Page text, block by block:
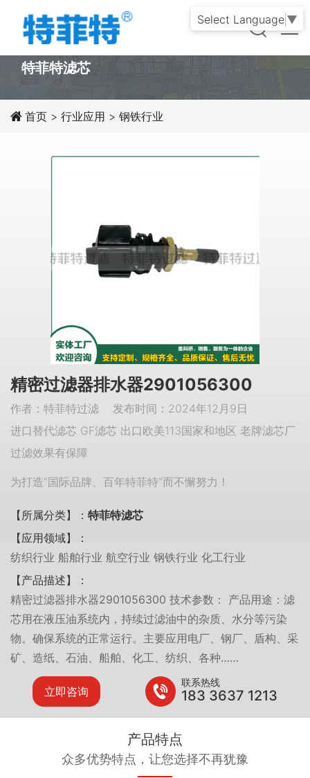
PRODUCT
特菲特滤芯
首页 > 行业应用 > 钢铁行业
精密过滤器排水器2901056300
作者：特菲特过滤 发布时间：2024年12月9日
进口替代滤芯 GF滤芯 出口欧美113国家和地区 老牌滤芯厂
过滤效果有保障
为打造“国际品牌、百年特菲特”而不懈努力！
【所属分类】： 特菲特滤芯
【应用领域】：
纺织行业 船舶行业 航空行业 钢铁行业 化工行业
【产品描述】：
精密过滤器排水器2901056300 技术参数： 产品用途：滤
芯用在液压油系统内，持续过滤油中的杂质、水分等污染
物。确保系统的正常运行。主要应用电厂、钢厂、盾构、采
矿、造纸、石油、船舶、化工、纺织、各种……
立即咨询
联系热线
183 3637 1213
产品特点
众多优势特点，让您选择不再犹豫
Select Language ▼